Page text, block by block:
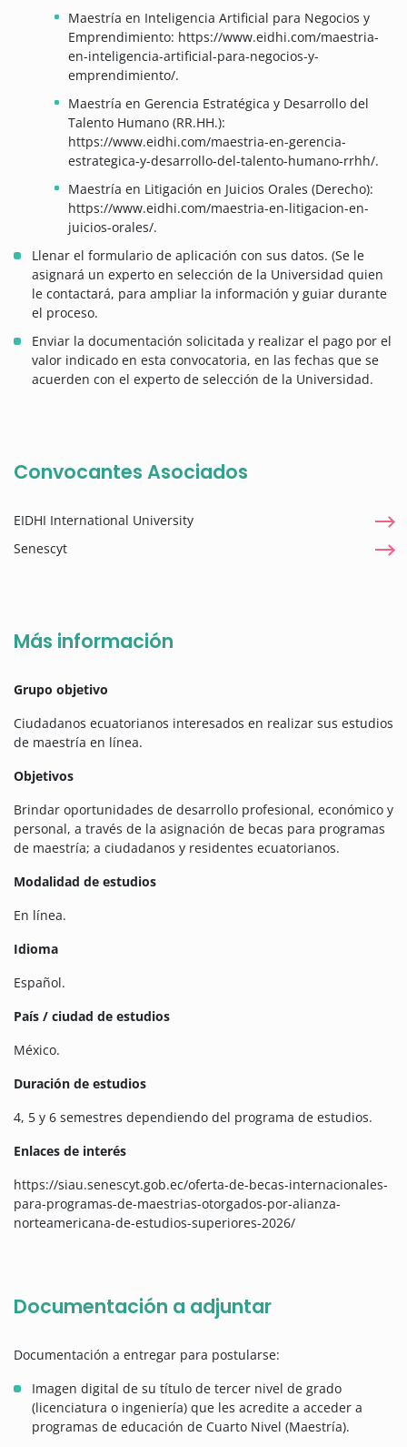
Maestría en Inteligencia Artificial para Negocios y
Emprendimiento: https://www.eidhi.com/maestria-
en-inteligencia-artificial-para-negocios-y-
emprendimiento/.
Maestría en Gerencia Estratégica y Desarrollo del
Talento Humano (RR.HH.):
https://www.eidhi.com/maestria-en-gerencia-
estrategica-y-desarrollo-del-talento-humano-rrhh/.
Maestría en Litigación en Juicios Orales (Derecho):
https://www.eidhi.com/maestria-en-litigacion-en-
juicios-orales/.
Llenar el formulario de aplicación con sus datos. (Se le
asignará un experto en selección de la Universidad quien
le contactará, para ampliar la información y guiar durante
el proceso.
Enviar la documentación solicitada y realizar el pago por el
valor indicado en esta convocatoria, en las fechas que se
acuerden con el experto de selección de la Universidad.
Convocantes Asociados
EIDHI International University
Senescyt
Más información
Grupo objetivo
Ciudadanos ecuatorianos interesados en realizar sus estudios
de maestría en línea.
Objetivos
Brindar oportunidades de desarrollo profesional, económico y
personal, a través de la asignación de becas para programas
de maestría; a ciudadanos y residentes ecuatorianos.
Modalidad de estudios
En línea.
Idioma
Español.
País / ciudad de estudios
México.
Duración de estudios
4, 5 y 6 semestres dependiendo del programa de estudios.
Enlaces de interés
https://siau.senescyt.gob.ec/oferta-de-becas-internacionales-
para-programas-de-maestrias-otorgados-por-alianza-
norteamericana-de-estudios-superiores-2026/
Documentación a adjuntar
Documentación a entregar para postularse:
Imagen digital de su título de tercer nivel de grado
(licenciatura o ingeniería) que les acredite a acceder a
programas de educación de Cuarto Nivel (Maestría).